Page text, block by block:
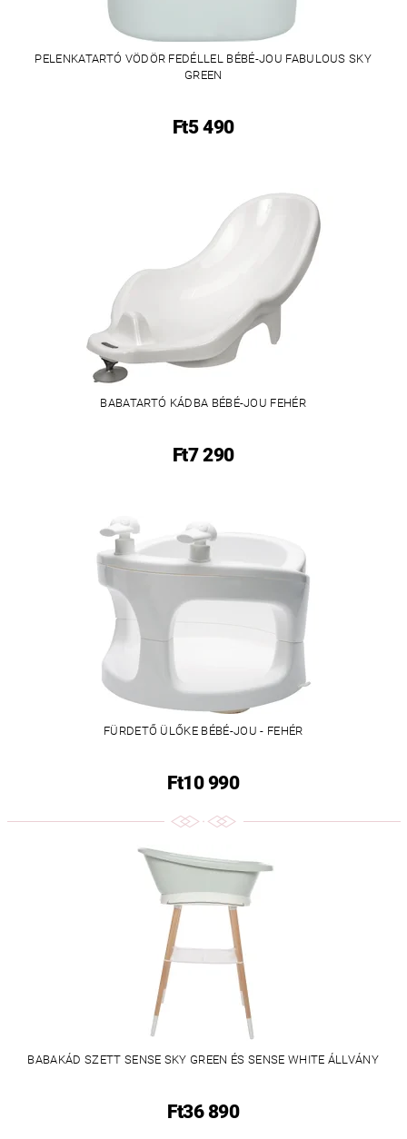
PELENKATARTÓ VÖDÖR FEDÉLLEL BÉBÉ-JOU FABULOUS SKY
GREEN
Ft5 490
BABATARTÓ KÁDBA BÉBÉ-JOU FEHÉR
Ft7 290
FÜRDETŐ ÜLŐKE BÉBÉ-JOU - FEHÉR
Ft10 990
BABAKÁD SZETT SENSE SKY GREEN ÉS SENSE WHITE ÁLLVÁNY
Ft36 890